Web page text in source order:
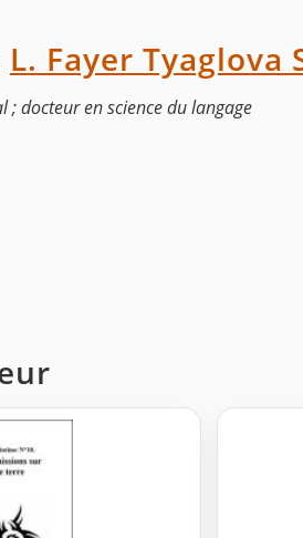
L. Fayer Tyaglova
; docteur en science du langage